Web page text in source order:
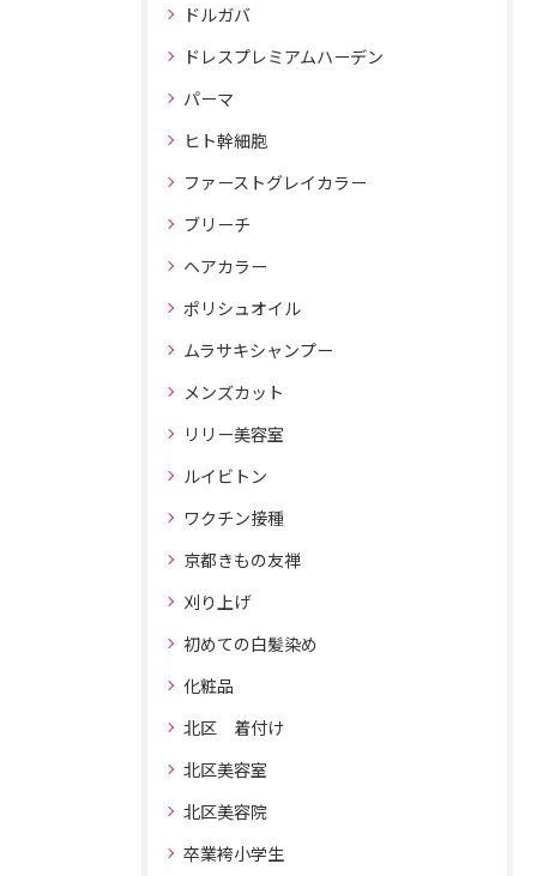
ドルガバ
ドレスプレミアムハーデン
パーマ
ヒト幹細胞
ファーストグレイカラー
ブリーチ
ヘアカラー
ポリシュオイル
ムラサキシャンプー
メンズカット
リリー美容室
ルイビトン
ワクチン接種
京都きもの友禅
刈り上げ
初めての白髪染め
化粧品
北区 着付け
北区美容室
北区美容院
卒業袴小学生